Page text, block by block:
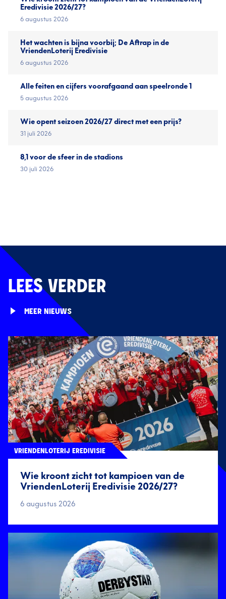
Eredivisie 2026/27?
6 augustus 2026
Het wachten is bijna voorbij; De Aftrap in de
VriendenLoterij Eredivisie
6 augustus 2026
Alle feiten en cijfers voorafgaand aan speelronde 1
5 augustus 2026
Wie opent seizoen 2026/27 direct met een prijs?
31 juli 2026
8,1 voor de sfeer in de stadions
30 juli 2026
LEES VERDER
MEER NIEUWS
Wie kroont zicht tot kampioen van de
VriendenLoterij Eredivisie 2026/27?
VRIENDENLOTERIJ EREDIVISIE
6 augustus 2026